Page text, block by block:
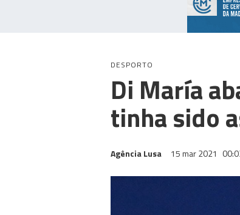
DESPORTO
Di María
tinha sido
Agência Lusa 15 mar 2021